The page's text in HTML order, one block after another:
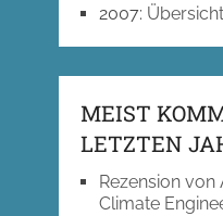
2007:
MEIST
LETZTEN
Rezension
Climate